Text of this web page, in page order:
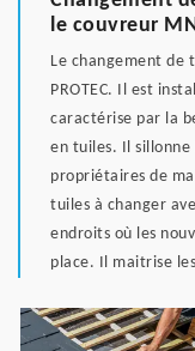
le couvreur
Le changement de
PROTEC. Il est
caractérise par la
en tuiles. Il
propriétaires de
tuiles à changer
endroits où les
place. Il maitrise